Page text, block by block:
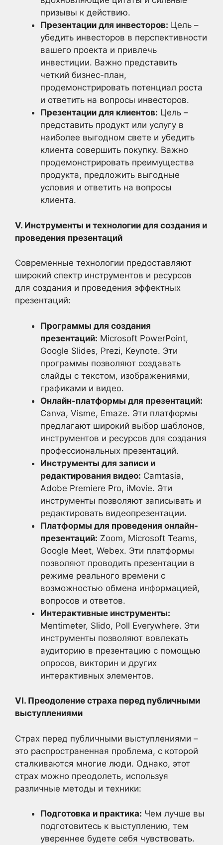
призывы к действию.
Презентации для инвесторов: Цель –
убедить инвесторов в перспективности
вашего проекта и привлечь
инвестиции. Важно представить
четкий бизнес-план,
продемонстрировать потенциал роста
и ответить на вопросы инвесторов.
Презентации для клиентов: Цель –
представить продукт или услугу в
наиболее выгодном свете и убедить
клиента совершить покупку. Важно
продемонстрировать преимущества
продукта, предложить выгодные
условия и ответить на вопросы
клиента.
V. Инструменты и технологии для создания и
проведения презентаций
Современные технологии предоставляют
широкий спектр инструментов и ресурсов
для создания и проведения эффектных
презентаций:
Программы для создания
презентаций: Microsoft PowerPoint,
Google Slides, Prezi, Keynote. Эти
программы позволяют создавать
слайды с текстом, изображениями,
графиками и видео.
Онлайн-платформы для презентаций:
Canva, Visme, Emaze. Эти платформы
предлагают широкий выбор шаблонов,
инструментов и ресурсов для создания
профессиональных презентаций.
Инструменты для записи и
редактирования видео: Camtasia,
Adobe Premiere Pro, iMovie. Эти
инструменты позволяют записывать и
редактировать видеопрезентации.
Платформы для проведения онлайн-
презентаций: Zoom, Microsoft Teams,
Google Meet, Webex. Эти платформы
позволяют проводить презентации в
режиме реального времени с
возможностью обмена информацией,
вопросов и ответов.
Интерактивные инструменты:
Mentimeter, Slido, Poll Everywhere. Эти
инструменты позволяют вовлекать
аудиторию в презентацию с помощью
опросов, викторин и других
интерактивных элементов.
VI. Преодоление страха перед публичными
выступлениями
Страх перед публичными выступлениями –
это распространенная проблема, с которой
сталкиваются многие люди. Однако, этот
страх можно преодолеть, используя
различные методы и техники:
Подготовка и практика: Чем лучше вы
подготовитесь к выступлению, тем
увереннее будете себя чувствовать.